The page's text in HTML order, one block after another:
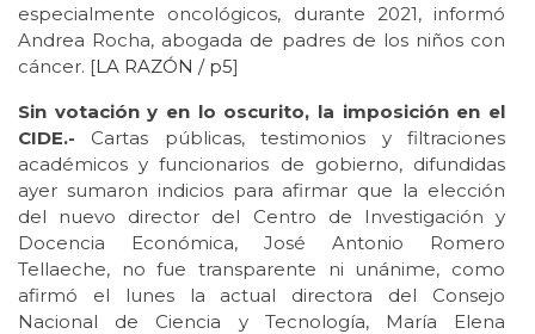
especialmente oncológicos, durante 2021, informó
Andrea Rocha, abogada de padres de los niños con
cáncer. [LA RAZÓN / p5]
Sin votación y en lo oscurito, la imposición en el
CIDE.- Cartas públicas, testimonios y filtraciones
académicos y funcionarios de gobierno, difundidas
ayer sumaron indicios para afirmar que la elección
del nuevo director del Centro de Investigación y
Docencia Económica, José Antonio Romero
Tellaeche, no fue transparente ni unánime, como
afirmó el lunes la actual directora del Consejo
Nacional de Ciencia y Tecnología, María Elena